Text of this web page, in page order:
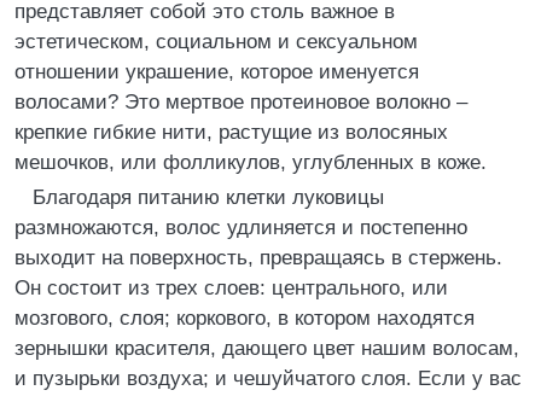
представляет собой это столь важное в
эстетическом, социальном и сексуальном
отношении украшение, которое именуется
волосами? Это мертвое протеиновое волокно –
крепкие гибкие нити, растущие из волосяных
мешочков, или фолликулов, углубленных в коже.
Благодаря питанию клетки луковицы
размножаются, волос удлиняется и постепенно
выходит на поверхность, превращаясь в стержень.
Он состоит из трех слоев: центрального, или
мозгового, слоя; коркового, в котором находятся
зернышки красителя, дающего цвет нашим волосам,
и пузырьки воздуха; и чешуйчатого слоя. Если у вас